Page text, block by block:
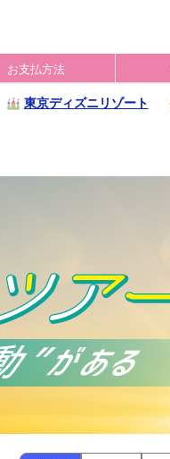
お支払方法
東京ディズニリゾート